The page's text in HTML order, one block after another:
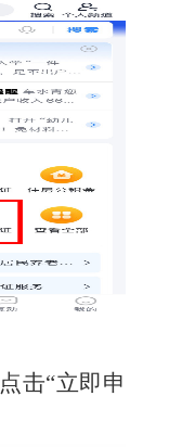
点击“立即申